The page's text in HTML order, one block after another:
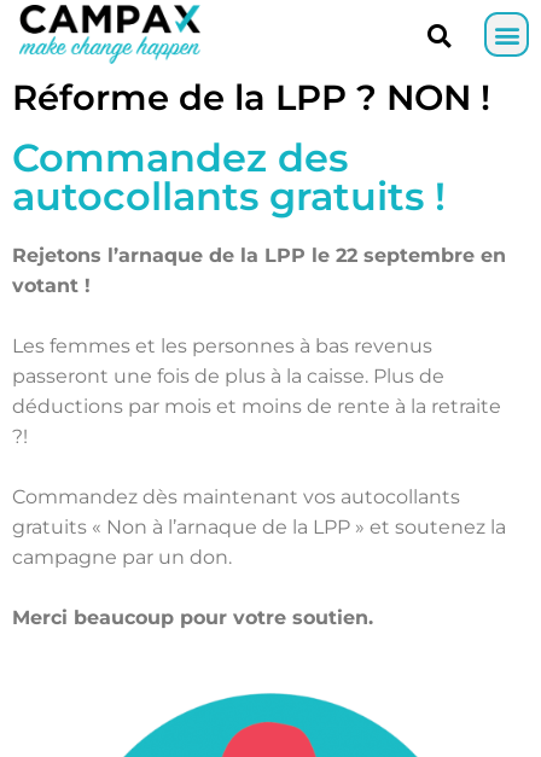
Réforme de la LPP ? NON !
Commandez des
autocollants gratuits !
Rejetons l’arnaque de la LPP le 22 septembre en
votant !
Les femmes et les personnes à bas revenus
passeront une fois de plus à la caisse. Plus de
déductions par mois et moins de rente à la retraite
?!
Commandez dès maintenant vos autocollants
gratuits « Non à l’arnaque de la LPP » et soutenez la
campagne par un don.
Merci beaucoup pour votre soutien.